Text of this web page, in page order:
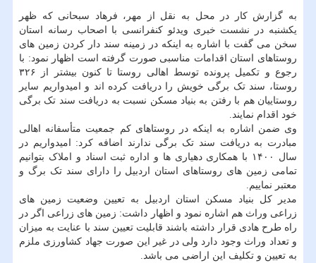
به گزارش کار در محل به نقل از مهر، فرهاد سبحانی که ظهر
یکشنبه در نشست خبری ویدئو کنفرانسی با اصحاب رسانه استان
سخن می گفت با اشاره به اینکه در زمینه سند دار کردن زمین های
روستاهای استان اقدامات مناسبی صورت گرفته است اظهار نمود: با
رجوع و تکمیل پرونده توسط اهالی روستا تا کنون بیشتر از ۳۲۶
روستا، سند تک برگی خویش را دریافت کرده اند و امیدواریم سایر
روستاییان هم با رفتن به بنیاد مسکن نسبت به دریافت سند تک برگی
خود اقدام نمایند.
وی ضمن اشاره به اینکه در روستاهای کم جمعیت متأسفانه اهالی
مبادرت به دریافت سند تک برگی ندارند اضافه کرد: امیدواریم در
سال ۱۴۰۰ با همکاری دهیاری ها و اداره ثبت اسناد و املاک بتوانیم
تمامی زمین های روستاهای استان اردبیل را دارای سند تک برگ و
معتبر نماییم.
مدیر کل بنیاد مسکن استان اردبیل به تعیین وضعیت زمین های
زراعی وراث هم اشاره نمود و اظهار داشت: زمین های زراعی اگر در
راه طرح هادی قرار داشته باشند قابلیت تعیین سند با عنایت به میزان
و تعداد وراث وجود دارد ولی در غیر این صورت جهاد کشاورزی ملزم
به تعیین و تکلیف این اراضی می باشد.